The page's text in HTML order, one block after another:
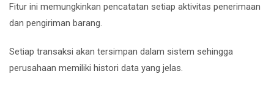
Fitur ini memungkinkan pencatatan setiap aktivitas penerimaan
dan pengiriman barang.
Setiap transaksi akan tersimpan dalam sistem sehingga
perusahaan memiliki histori data yang jelas.